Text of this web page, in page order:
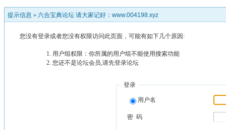
提示信息 » 六合宝典论坛 请大家记好：www.004198.xyz
您没有登录或者您没有权限访问此页面，可能有如下几个原因:
用户组权限：你所属的用户组不能使用搜索功能
您还不是论坛会员,请先登录论坛
登录
用户名
密 码